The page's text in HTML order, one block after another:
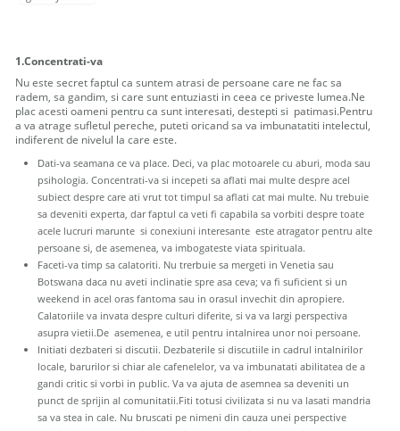
1.Concentrati-va
Nu este secret faptul ca suntem atrasi de persoane care ne fac sa
radem, sa gandim, si care sunt entuziasti in ceea ce priveste lumea.Ne
plac acesti oameni pentru ca sunt interesati, destepti si patimasi.Pentru
a va atrage sufletul pereche, puteti oricand sa va imbunatatiti intelectul,
indiferent de nivelul la care este.
Dati-va seamana ce va place. Deci, va plac motoarele cu aburi, moda sau
psihologia. Concentrati-va si incepeti sa aflati mai multe despre acel
subiect despre care ati vrut tot timpul sa aflati cat mai multe. Nu trebuie
sa deveniti experta, dar faptul ca veti fi capabila sa vorbiti despre toate
acele lucruri marunte si conexiuni interesante este atragator pentru alte
persoane si, de asemenea, va imbogateste viata spirituala.
Faceti-va timp sa calatoriti. Nu trerbuie sa mergeti in Venetia sau
Botswana daca nu aveti inclinatie spre asa ceva; va fi suficient si un
weekend in acel oras fantoma sau in orasul invechit din apropiere.
Calatoriile va invata despre culturi diferite, si va va largi perspectiva
asupra vietii.De asemenea, e util pentru intalnirea unor noi persoane.
Initiati dezbateri si discutii. Dezbaterile si discutiile in cadrul intalnirilor
locale, barurilor si chiar ale cafenelelor, va va imbunatati abilitatea de a
gandi critic si vorbi in public. Va va ajuta de asemnea sa deveniti un
punct de sprijin al comunitatii.Fiti totusi civilizata si nu va lasati mandria
sa va stea in cale. Nu bruscati pe nimeni din cauza unei perspective